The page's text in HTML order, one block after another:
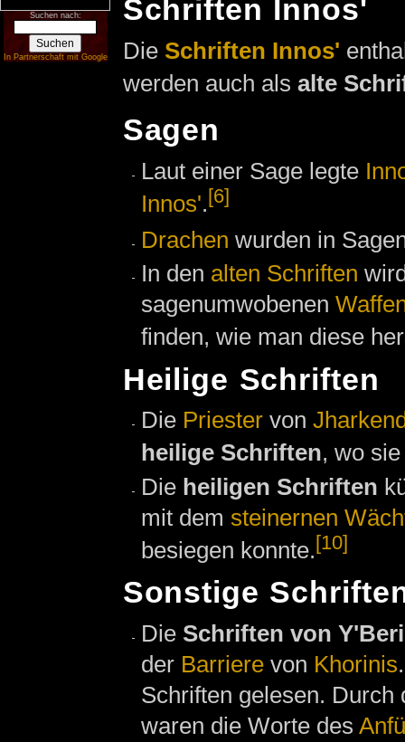
Suchen nach:
In Partnerschaft mit Google
Schriften Innos'
Die Schriften Innos'
werden auch als alte
Sagen
Laut einer Sage legte
Innos'. [6]
Drachen wurden in
In den alten Schriften
sagenumwobenen
finden, wie man diese
Heilige Schriften
Die Priester von
heilige Schriften, wo
Die heiligen Schriften
mit dem steinernen
besiegen konnte.[10]
Sonstige
Die Schriften von
der Barriere von Khorinis
Schriften gelesen.
waren die Worte des